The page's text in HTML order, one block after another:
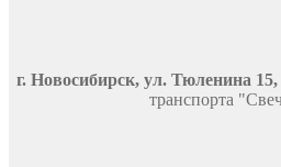
г. Новосибирск, ул. Тюленина
транспорта